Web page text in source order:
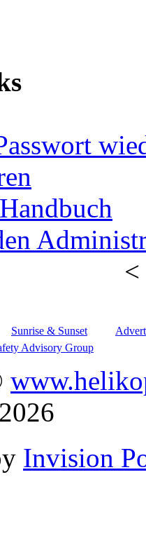
<
Sunrise & Sunset
Advisory Group
Invision